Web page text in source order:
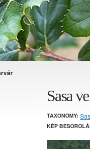
Sasa
TAXONOMY:
KÉP